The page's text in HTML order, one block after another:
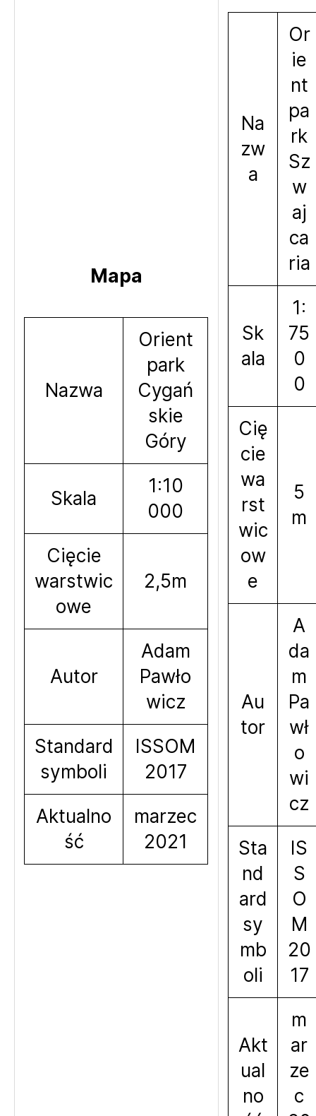
Mapa
Nazwa
Orient
park
Cygań
skie
Góry
Skala
1:10
000
Cięcie
warstwic
owe
2,5m
Autor
Adam
Pawło
wicz
Standard
symboli
ISSOM
2017
Aktualno
ść
marzec
2021
Na
zw
a
Or
ie
nt
pa
rk
Sz
w
aj
ca
ria
Sk
ala
1:
75
0
0
Cię
cie
wa
rst
wic
ow
e
5
m
Au
tor
A
da
m
Pa
wł
o
wi
cz
Sta
nd
ard
sy
mb
oli
IS
S
O
M
20
17
Akt
ual
no
m
ar
ze
c